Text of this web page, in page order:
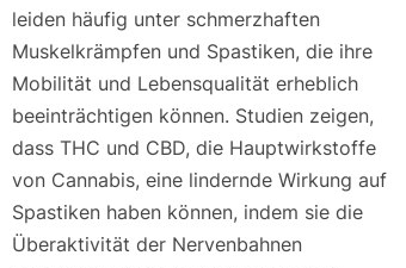
leiden häufig unter schmerzhaften
Muskelkrämpfen und Spastiken, die ihre
Mobilität und Lebensqualität erheblich
beeinträchtigen können. Studien zeigen,
dass THC und CBD, die Hauptwirkstoffe
von Cannabis, eine lindernde Wirkung auf
Spastiken haben können, indem sie die
Überaktivität der Nervenbahnen